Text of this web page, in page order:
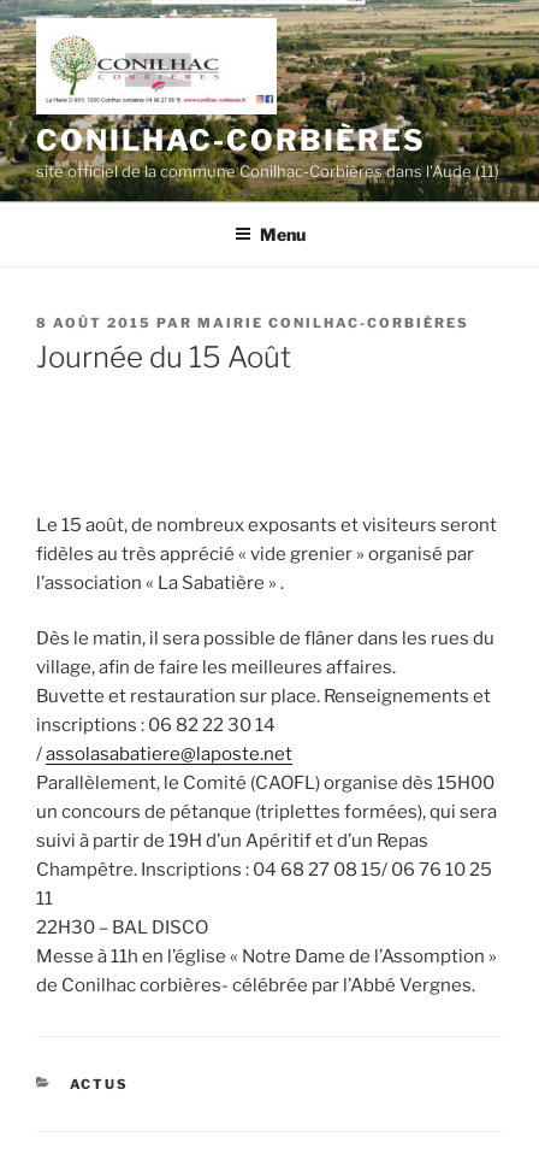
Aller
au
contenu
principal
CONILHAC-CORBIÈRES
site officiel de la commune Conilhac-Corbières dans l'Aude (11)
Menu
PUBLIÉ
LE
8 AOÛT 2015 PAR MAIRIE CONILHAC-CORBIÈRES
Journée du 15 Août
Le 15 août, de nombreux exposants et visiteurs seront
fidèles au très apprécié « vide grenier » organisé par
l’association « La Sabatière » .
Dès le matin, il sera possible de flâner dans les rues du
village, afin de faire les meilleures affaires.
Buvette et restauration sur place. Renseignements et
inscriptions : 06 82 22 30 14
/assolasabatiere@laposte.net
Parallèlement, le Comité (CAOFL) organise dès 15H00
un concours de pétanque (triplettes formées), qui sera
suivi à partir de 19H d’un Apéritif et d’un Repas
Champêtre. Inscriptions : 04 68 27 08 15/ 06 76 10 25
11
22H30 – BAL DISCO
Messe à 11h en l’église « Notre Dame de l’Assomption »
de Conilhac corbières- célébrée par l’Abbé Vergnes.
CATÉGORIES
ACTUS